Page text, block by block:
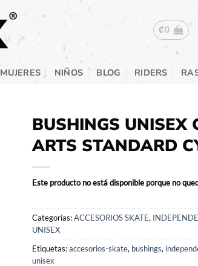
₡0
MUJERES NIÑOS BLOG RIDERS
BUSHINGS UNISEX
ARTS STANDARD
Este producto no está disponible porque no
Categorías:ACCESORIOS SKATE,
UNISEX
Etiquetas:accesorios-skate, bushings,
unisex